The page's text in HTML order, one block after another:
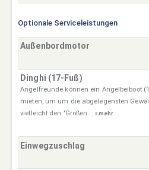
Optionale Serviceleistungen
Außenbordmotor
Dinghi (17-Fuß)
Angelfreunde können ein Angelbeiboot
mieten, um um die abgelegensten
vielleicht den "Großen... » mehr
Einwegzuschlag